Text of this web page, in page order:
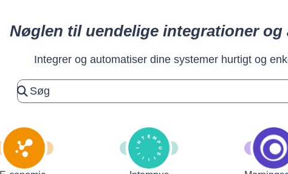
Nøglen til uendelige integrationer
Integrer og automatiser dine systemer hurtigt og